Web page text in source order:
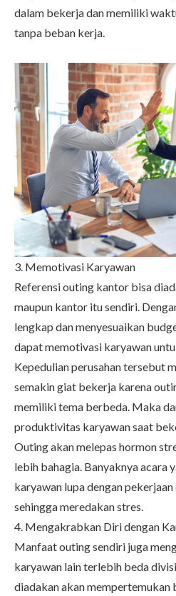
dalam bekerja dan memiliki
tanpa beban kerja.
3. Memotivasi Karyawan
Referensi outing kantor bisa
maupun kantor itu sendiri.
lengkap dan menyesuaikan
dapat memotivasi karyawan
Kepedulian perusahan tersebut
semakin giat bekerja karena
memiliki tema berbeda. Maka
produktivitas karyawan saat
Outing akan melepas hormon
lebih bahagia. Banyaknya acara
karyawan lupa dengan
sehingga meredakan stres.
4. Mengakrabkan Diri dengan
Manfaat outing sendiri juga
karyawan lain terlebih beda
diadakan akan mempertemukan